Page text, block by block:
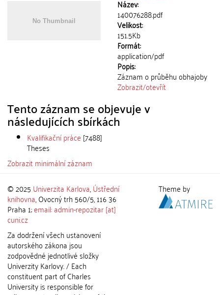
Název:
140076288.pdf
Velikost:
151.5Kb
Formát:
application/pdf
Popis:
Záznam o průběhu obhajoby
Zobrazit/otevřít
Tento záznam se objevuje v
následujících sbírkách
Kvalifikační práce [7488]
Theses
Zobrazit minimální záznam
© 2025 Univerzita Karlova,Ústřední
knihovna, Ovocný trh 560/5, 116 36
Praha 1;email: admin-repozitar [at]
cuni.cz
Za dodržení všech ustanovení
autorského zákona jsou
zodpovědné jednotlivé složky
Univerzity Karlovy. / Each
constituent part of Charles
University is responsible for
Theme by